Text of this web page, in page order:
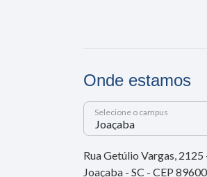
Onde estamos
Selecione o campus
Rua Getúlio Vargas,
Joaçaba - SC - CEP